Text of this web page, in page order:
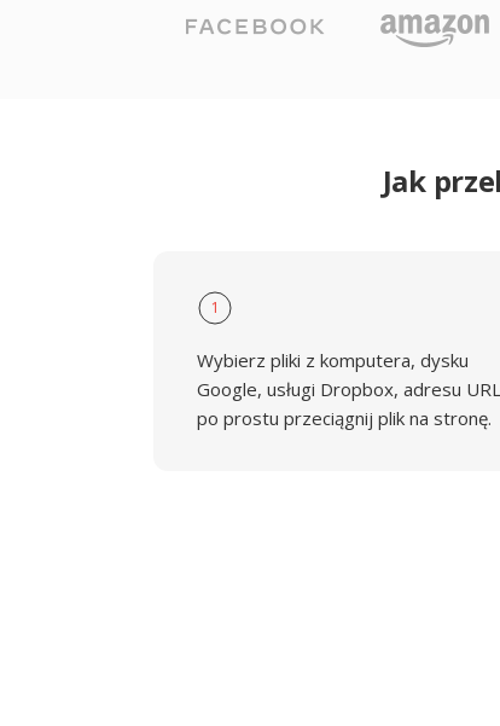
Jak
1
Wybierz pliki z komputera, dysku
Google, usługi Dropbox, adresu
po prostu przeciągnij plik na stronę.